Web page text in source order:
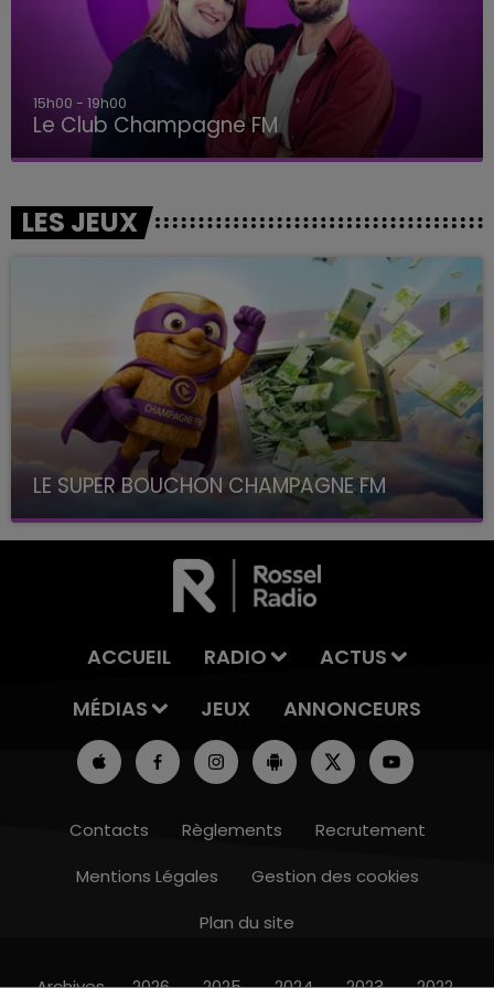
15h00 - 19h00
Le Club Champagne FM
LES JEUX
LE SUPER BOUCHON CHAMPAGNE FM
avec La Famille Champagne FM, à 8H10
ACCUEIL RADIO
ACTUS
MÉDIAS
JEUX ANNONCEURS
Contacts Règlements
Recrutement
Mentions Légales
Gestion des cookies
Plan du site